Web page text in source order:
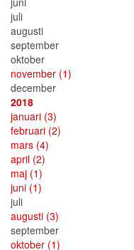
juli
augusti
september
oktober
november (1)
december
2018
januari (3)
februari (2)
mars (4)
april (2)
maj (1)
juni (1)
juli
augusti (3)
september
oktober (1)